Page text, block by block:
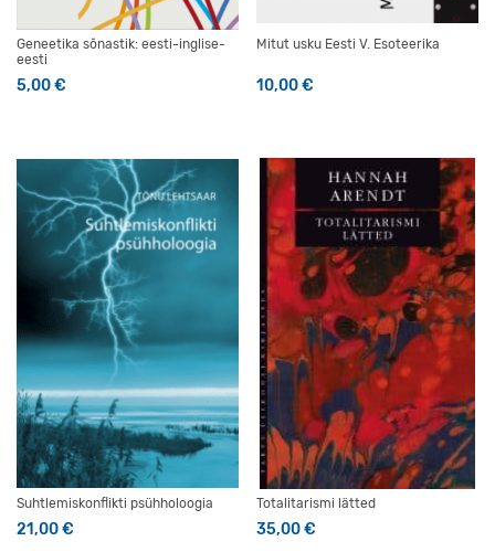
Geneetika sõnastik: eesti-inglise-
eesti
5,00€
Mitut usku Eesti V. Esoteerika
10,00€
Suhtlemiskonflikti psühholoogia
21,00€
Totalitarismi lätted
35,00€